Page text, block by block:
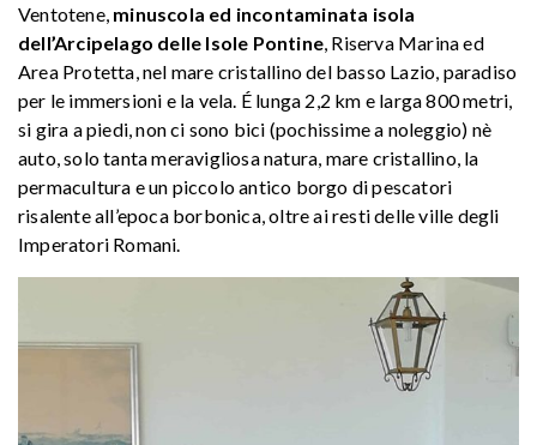
Ventotene, minuscola ed incontaminata isola
dell’Arcipelago delle Isole Pontine, Riserva Marina ed
Area Protetta, nel mare cristallino del basso Lazio, paradiso
per le immersioni e la vela. É lunga 2,2 km e larga 800 metri,
si gira a piedi, non ci sono bici (pochissime a noleggio) nè
auto, solo tanta meravigliosa natura, mare cristallino, la
permacultura e un piccolo antico borgo di pescatori
risalente all’epoca borbonica, oltre ai resti delle ville degli
Imperatori Romani.